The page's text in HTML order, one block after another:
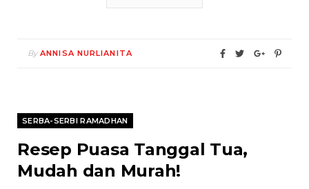
By ANNISA NURLIANITA
SERBA-SERBI RAMADHAN
Resep Puasa Tanggal Tua,
Mudah dan Murah!